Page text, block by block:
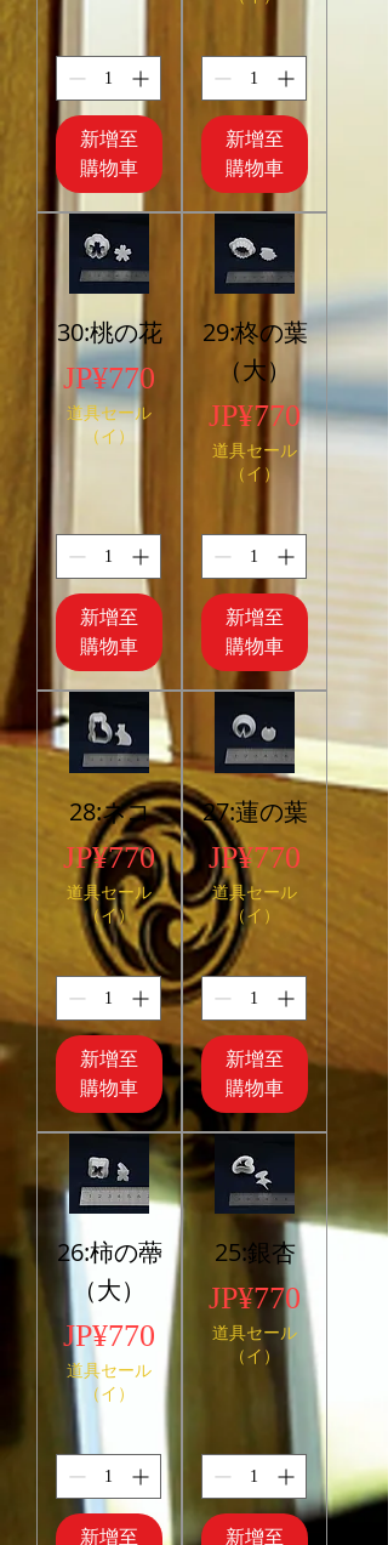
新增至
購物車
新增至
購物車
30:桃の花
價格
JP¥770
道具セール
（イ）
新增至
購物車
29:柊の葉
（大）
價格
JP¥770
道具セール
（イ）
新增至
購物車
28:ネコ
價格
JP¥770
道具セール
（イ）
新增至
購物車
27:蓮の葉
價格
JP¥770
道具セール
（イ）
新增至
購物車
26:柿の蔕
（大）
價格
JP¥770
道具セール
（イ）
新增至
25:銀杏
價格
JP¥770
道具セール
（イ）
新增至